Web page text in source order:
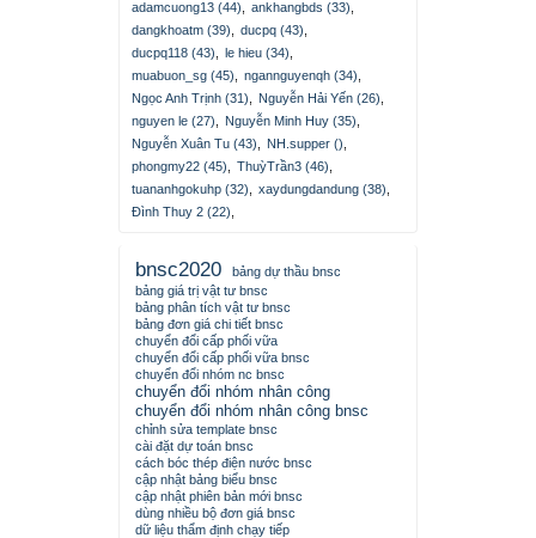
adamcuong13 (44)
ankhangbds (33)
dangkhoatm (39)
ducpq (43)
ducpq118 (43)
le hieu (34)
muabuon_sg (45)
ngannguyenqh (34)
Ngọc Anh Trịnh (31)
Nguyễn Hải Yến (26)
nguyen le (27)
Nguyễn Minh Huy (35)
Nguyễn Xuân Tu (43)
NH.supper ()
phongmy22 (45)
ThuỳTrần3 (46)
tuananhgokuhp (32)
xaydungdandung (38)
Đình Thuy 2 (22)
bnsc2020
bảng dự thầu bnsc
bảng giá trị vật tư bnsc
bảng phân tích vật tư bnsc
bảng đơn giá chi tiết bnsc
chuyển đổi cấp phối vữa
chuyển đổi cấp phối vữa bnsc
chuyển đổi nhóm nc bnsc
chuyển đổi nhóm nhân công
chuyển đổi nhóm nhân công bnsc
chỉnh sửa template bnsc
cài đặt dự toán bnsc
cách bóc thép điện nước bnsc
cập nhật bảng biểu bnsc
cập nhật phiên bản mới bnsc
dùng nhiều bộ đơn giá bnsc
dữ liệu thẩm định chạy tiếp